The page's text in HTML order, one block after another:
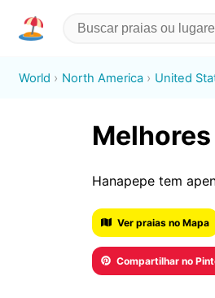
World North America United
Hanapepe tem
Ver praias no Mapa
Compartilhar no